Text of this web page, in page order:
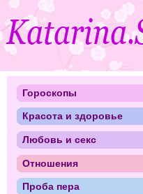
Гороскопы
Красота и здоровье
Любовь и секс
Отношения
Проба пера